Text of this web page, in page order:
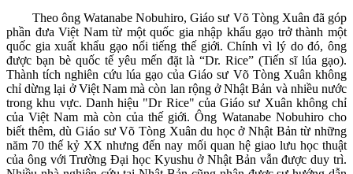
Theo ông Watanabe Nobuhiro, Giáo sư Võ Tòng Xuân đã góp
phần đưa Việt Nam từ một quốc gia nhập khẩu gạo trở thành một
quốc gia xuất khẩu gạo nổi tiếng thế giới. Chính vì lý do đó, ông
được bạn bè quốc tế yêu mến đặt là “Dr. Rice” (Tiến sĩ lúa gạo).
Thành tích nghiên cứu lúa gạo của Giáo sư Võ Tòng Xuân không
chỉ dừng lại ở Việt Nam mà còn lan rộng ở Nhật Bản và nhiều nước
trong khu vực. Danh hiệu "Dr Rice" của Giáo sư Xuân không chỉ
của Việt Nam mà còn của thế giới. Ông Watanabe Nobuhiro cho
biết thêm, dù Giáo sư Võ Tòng Xuân du học ở Nhật Bản từ những
năm 70 thế kỷ XX nhưng đến nay mối quan hệ giao lưu học thuật
của ông với Trường Đại học Kyushu ở Nhật Bản vẫn được duy trì.